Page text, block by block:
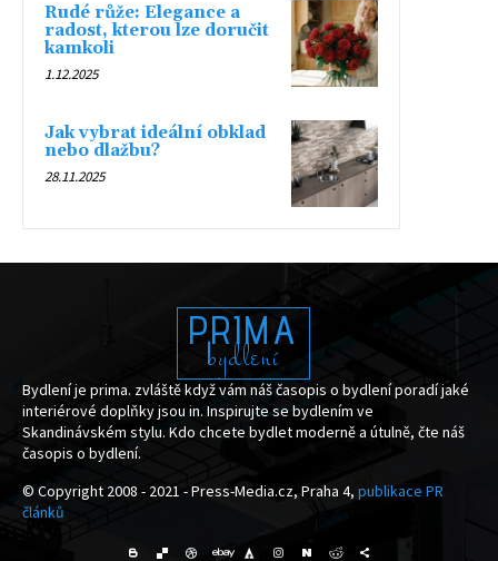
Rudé růže: Elegance a
radost, kterou lze doručit
kamkoli
1.12.2025
Jak vybrat ideální obklad
nebo dlažbu?
28.11.2025
PRIMA
bydlení
Bydlení je prima. zvláště když vám náš časopis o bydlení poradí jaké
interiérové doplňky jsou in. Inspirujte se bydlením ve
Skandinávském stylu. Kdo chcete bydlet moderně a útulně, čte náš
časopis o bydlení.
© Copyright 2008 - 2021 - Press-Media.cz, Praha 4, publikace PR
článků